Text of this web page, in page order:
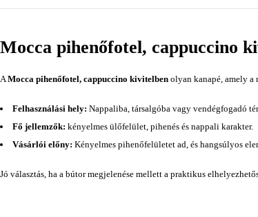
Mocca pihenőfotel, cappuccino
AMocca pihenőfotel, cappuccino kivitelben olyan kanapé, amely a
Felhasználási hely: Nappaliba, társalgóba vagy vendégfogadó
Fő jellemzők: kényelmes ülőfelület, pihenés és nappali karakter.
Vásárlói előny: Kényelmes pihenőfelületet ad, és hangsúlyos
Jó választás, ha a bútor megjelenése mellett a praktikus